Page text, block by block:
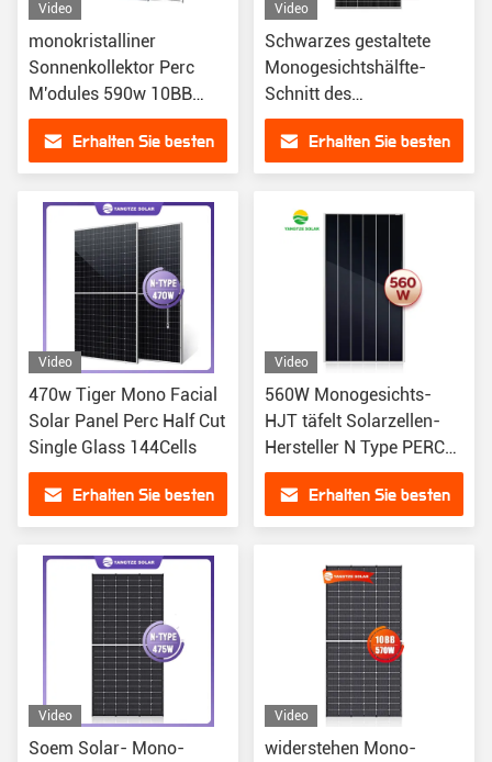
Video
monokristalliner
Sonnenkollektor Perc
M'odules 590w 10BB
Solar
Erhalten Sie besten
Video
Schwarzes gestaltete
Monogesichtshälfte-
Schnitt des
Sonnenkollektor-700w
132Cells 210mm
Erhalten Sie besten
Video
470w Tiger Mono Facial
Solar Panel Perc Half Cut
Single Glass 144Cells
Erhalten Sie besten
Video
560W Monogesichts-
HJT täfelt Solarzellen-
Hersteller N Type PERC
Anodized Aluminium
Alloy Frame
Erhalten Sie besten
Video
Soem Solar- Mono-
Video
widerstehen Mono-